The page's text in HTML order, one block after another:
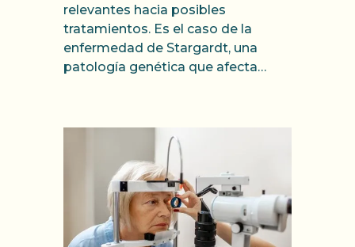
relevantes hacia posibles
tratamientos. Es el caso de la
enfermedad de Stargardt, una
patología genética que afecta…